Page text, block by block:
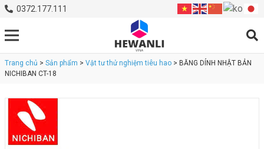
0372.177.111
Trang chủ > Sản phẩm > Vật tư thử nghiệm tiêu hao > BĂNG DÍNH NHẬT BẢN
NICHIBAN CT-18